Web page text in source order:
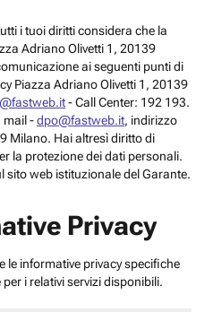
i tuoi diritti considera che la
Adriano Olivetti 1, 20139
ai seguenti punti di
Piazza Adriano Olivetti 1, 20139
- Call Center: 192 193.
mail -dpo@fastweb.it, indirizzo
Milano. Hai altresì diritto di
la protezione dei dati personali.
sito web istituzionale del Garante.
Privacy
le informative privacy specifiche
i relativi servizi disponibili.